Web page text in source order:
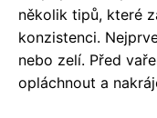
několik tipů, které
konzistenci.
nebo zelí. Před
opláchnout a